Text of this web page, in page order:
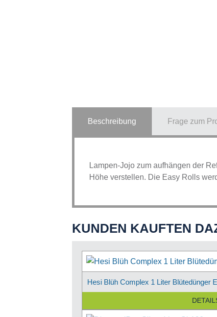
Beschreibung Frage zum
Lampen-Jojo zum aufhängen der
Höhe verstellen. Die Easy Rolls
KUNDEN KAUFTEN
Hesi Blüh Complex 1 Liter Blütedünger